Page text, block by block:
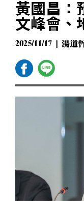
鄭
黃國昌：
文峰會、
2025/11/17 | 湯道